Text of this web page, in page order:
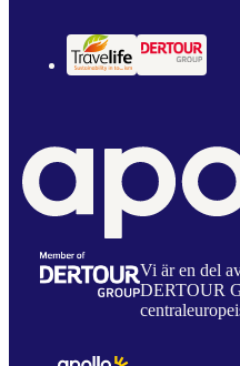
Vi är en del
DERTOUR